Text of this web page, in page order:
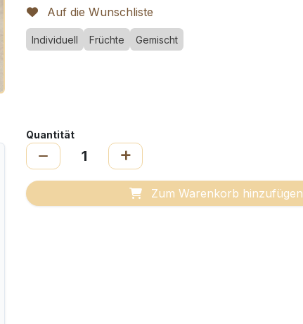
Auf die Wunschliste
Individuell Früchte Gemischt
Quantität
Zum Warenkorb hinzufügen